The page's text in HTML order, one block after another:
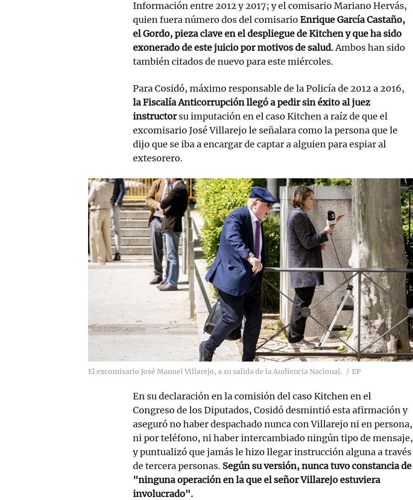
Información entre 2012 y 2017; y el comisario Mariano Hervás,
quien fuera número dos del comisario Enrique García Castaño,
el Gordo, pieza clave en el despliegue de Kitchen y que ha sido
exonerado de este juicio por motivos de salud.Ambos han sido
también citados de nuevo para este miércoles.
Para Cosidó, máximo responsable de la Policía de 2012 a 2016,
la Fiscalía Anticorrupción llegó a pedir sin éxito al juez
instructorsu imputación en el caso Kitchen a raíz de que el
excomisario José Villarejo le señalara como la persona que le
dijo que se iba a encargar de captar a alguien para espiar al
extesorero.
El excomisario José Manuel Villarejo, a su salida de la Audiencia Nacional. EP
En su declaración en la comisión del caso Kitchen en el
Congreso de los Diputados, Cosidó desmintió esta afirmación y
aseguró no haber despachado nunca con Villarejo ni en persona,
ni por teléfono, ni haber intercambiado ningún tipo de mensaje,
y puntualizó que jamás le hizo llegar instrucción alguna a través
de tercera personas. Según su versión, nunca tuvo constancia de
"ninguna operación en la que el señor Villarejo estuviera
involucrado".